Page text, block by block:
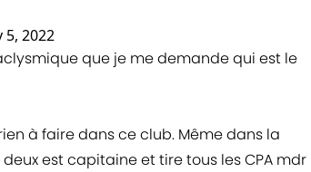
5, 2022
que je me demande qui est le
à faire dans ce club. Même dans la
est capitaine et tire tous les CPA mdr